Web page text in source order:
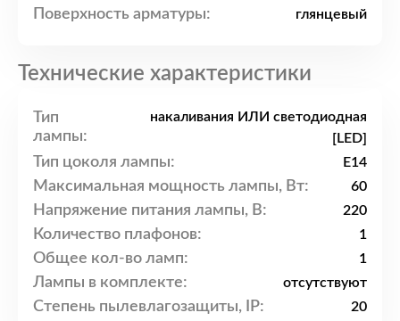
Поверхность арматуры: глянцевый
Технические характеристики
Тип
лампы:
накаливания ИЛИ светодиодная
[LED]
Тип цоколя лампы: E14
Максимальная мощность лампы, Вт: 60
Напряжение питания лампы, В: 220
Количество плафонов: 1
Общее кол-во ламп: 1
Лампы в комплекте: отсутствуют
Степень пылевлагозащиты, IP: 20